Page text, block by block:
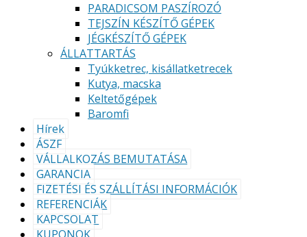
PARADICSOM PASZÍROZÓ
TEJSZÍN KÉSZÍTŐ GÉPEK
JÉGKÉSZÍTŐ GÉPEK
ÁLLATTARTÁS
Tyúkketrec, kisállatketrecek
Kutya, macska
Keltetőgépek
Baromfi
Hírek
ÁSZF
VÁLLALKOZÁS BEMUTATÁSA
GARANCIA
FIZETÉSI ÉS SZÁLLÍTÁSI INFORMÁCIÓK
REFERENCIÁK
KAPCSOLAT